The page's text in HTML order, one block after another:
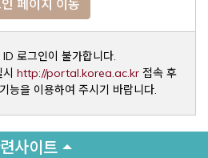
페이지 이동
로그인이 불가합니다.
http://portal.korea.ac.krOpens a
접속 후
능을 이용하여 주시기 바랍니다.
사이트